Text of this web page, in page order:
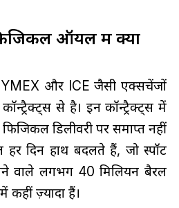
ऑयल में क्या
और ICE जैसी एक्सचेंजों
से है। इन कॉन्ट्रैक्ट्स में
डिलीवरी पर समाप्त नहीं
हर दिन हाथ बदलते हैं, जो स्पॉट
वाले लगभग 40 मिलियन बैरल
ज़्यादा हैं।